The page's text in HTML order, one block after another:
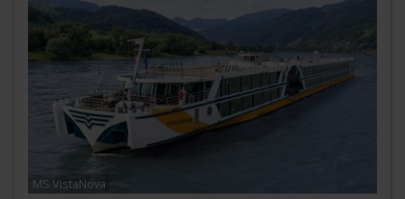
MS VistaNova